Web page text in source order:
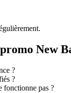
New
?
?
fonctionne pas ?